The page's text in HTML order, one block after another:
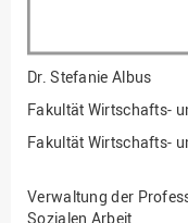
Gesellschaftliches
Hochschulplanung/-
Dr.Stefanie Albus
Fakultät Wirtschafts-
Fakultät Wirtschafts-
Verwaltung der
Sozialen Arbeit